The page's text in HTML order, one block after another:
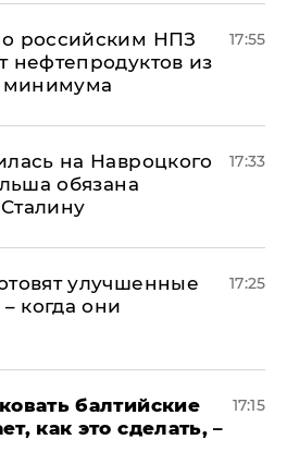
российским НПЗ
нефтепродуктов из
минимума
17:55
на Навроцкого
обязана
17:33
улучшенные
когда они
17:25
балтийские
как это сделать, –
17:15